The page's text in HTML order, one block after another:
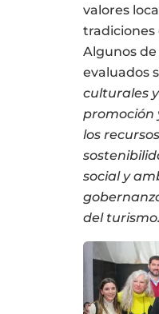
valores
tradiciones
Algunos
evaluados
culturales
promoción
los
social y
del turismo.